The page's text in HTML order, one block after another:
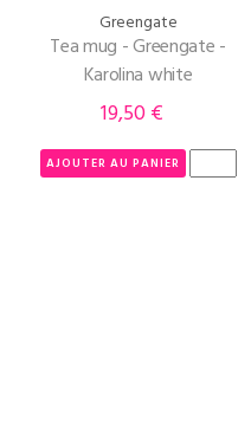
Greengate
Tea mug - Greengate -
Karolina white
Prix
19,50 €
AJOUTER AU PANIER